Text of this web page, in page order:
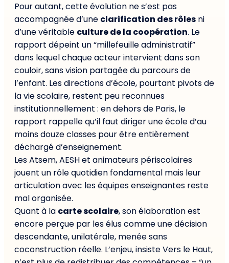
Pour autant, cette évolution ne s’est pas
accompagnée d’une clarification des rôles ni
d’une véritable culture de la coopération. Le
rapport dépeint un “millefeuille administratif”
dans lequel chaque acteur intervient dans son
couloir, sans vision partagée du parcours de
l’enfant. Les directions d’école, pourtant pivots de
la vie scolaire, restent peu reconnues
institutionnellement : en dehors de Paris, le
rapport rappelle qu’il faut diriger une école d’au
moins douze classes pour être entièrement
déchargé d’enseignement.
Les Atsem, AESH et animateurs périscolaires
jouent un rôle quotidien fondamental mais leur
articulation avec les équipes enseignantes reste
mal organisée.
Quant à la carte scolaire, son élaboration est
encore perçue par les élus comme une décision
descendante, unilatérale, menée sans
coconstruction réelle. L’enjeu, insiste Vers le Haut,